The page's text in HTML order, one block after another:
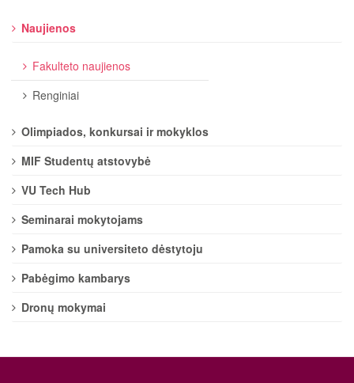
Naujienos
Fakulteto naujienos
Renginiai
Olimpiados, konkursai ir mokyklos
MIF Studentų atstovybė
VU Tech Hub
Seminarai mokytojams
Pamoka su universiteto dėstytoju
Pabėgimo kambarys
Dronų mokymai